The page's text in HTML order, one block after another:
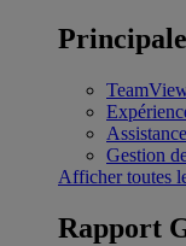
Gestion
Afficher toutes
Rapport